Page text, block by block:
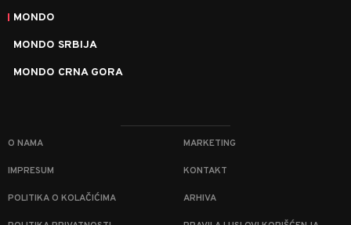
MONDO
MONDO SRBIJA
MONDO CRNA GORA
O NAMA MARKETING
IMPRESUM KONTAKT
POLITIKA O KOLAČIĆIMA ARHIVA